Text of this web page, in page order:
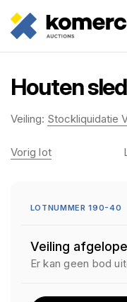
Houten
Veiling: Stockliquidatie
Vorig lot
LOTNUMMER 190-40
Veiling
Er kan geen bod